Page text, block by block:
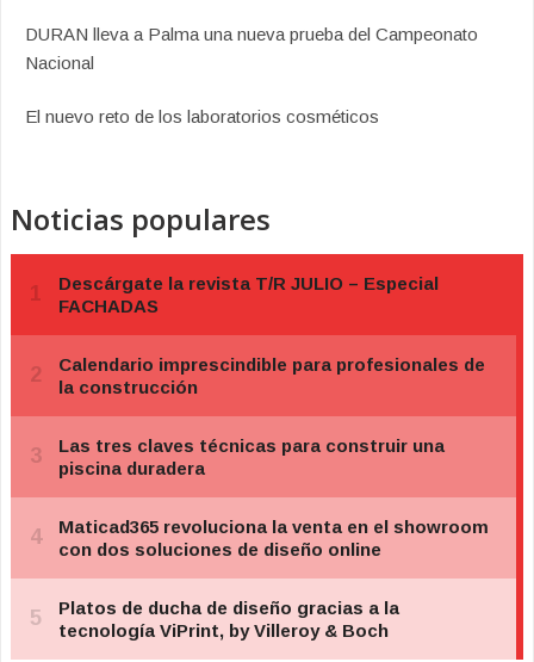
DURAN lleva a Palma una nueva prueba del Campeonato
Nacional
El nuevo reto de los laboratorios cosméticos
Noticias populares